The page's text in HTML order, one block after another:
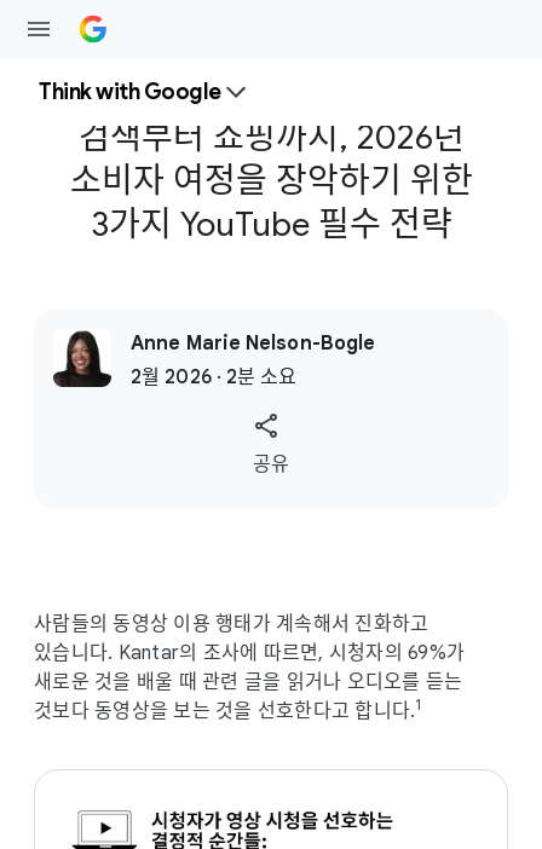
Think with Google
검색부터 쇼핑까지, 2026년
소비자 여정을 장악하기 위한
3가지 YouTube 필수 전략
Anne Marie Nelson-Bogle
2월 2026 · 2분 소요
S
l
M
o
d
u
공유
사람들의 동영상 이용 행태가 계속해서 진화하고
있습니다. Kantar의 조사에 따르면, 시청자의 69%가
새로운 것을 배울 때 관련 글을 읽거나 오디오를 듣는
것보다 동영상을 보는 것을 선호한다고 합니다.1